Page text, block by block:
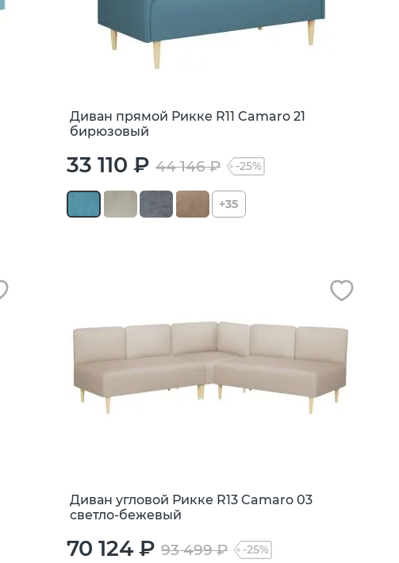
Диван прямой Рикке R11 Camaro 21
бирюзовый
33 110 ₽ 44 146 ₽ -25%
+35
Диван угловой Рикке R13 Camaro 03
светло-бежевый
70 124 ₽ 93 499 ₽ -25%